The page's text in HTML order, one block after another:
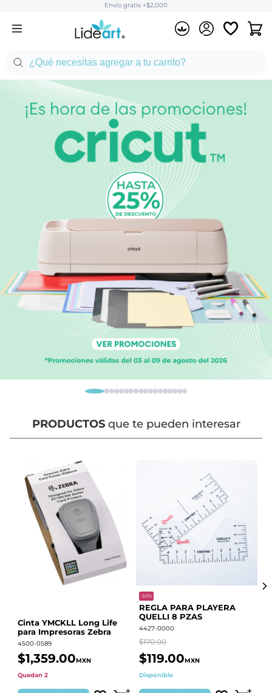
Envío gratis +$2,000
PRODUCTOSque te pueden interesar
Cinta YMCKLL Long Life
para Impresoras Zebra
4500-0589
$1,359.00MXN
Quedan 2
-30%
REGLA PARA PLAYERA
QUELLI 8 PZAS
4427-0000
$170.00
$119.00MXN
Disponible